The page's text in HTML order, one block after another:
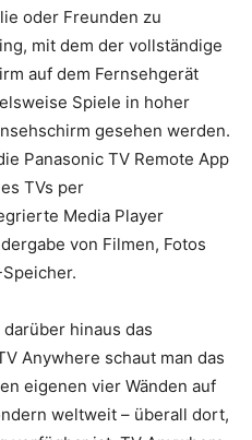
oder Freunden zu
mit dem der vollständige
auf dem Fernsehgerät
Spiele in hoher
gesehen werden.
Panasonic TV Remote App
TVs per
Media Player
von Filmen, Fotos
hinaus das
Anywhere schaut man das
eigenen vier Wänden auf
weltweit – überall dort,